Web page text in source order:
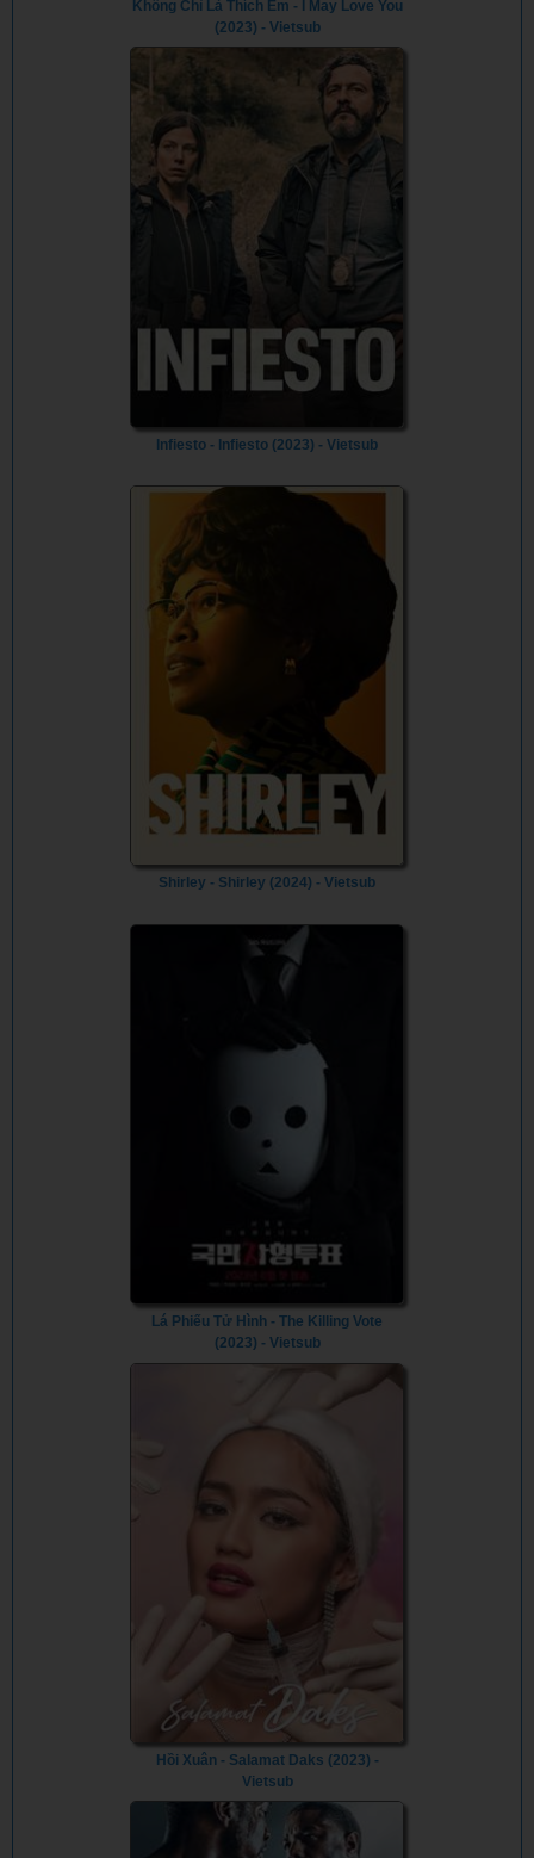
Không Chỉ Là Thích Em - I May Love You
(2023) - Vietsub
Infiesto - Infiesto (2023) - Vietsub
Shirley - Shirley (2024) - Vietsub
Lá Phiếu Tử Hình - The Killing Vote
(2023) - Vietsub
Hồi Xuân - Salamat Daks (2023) -
Vietsub